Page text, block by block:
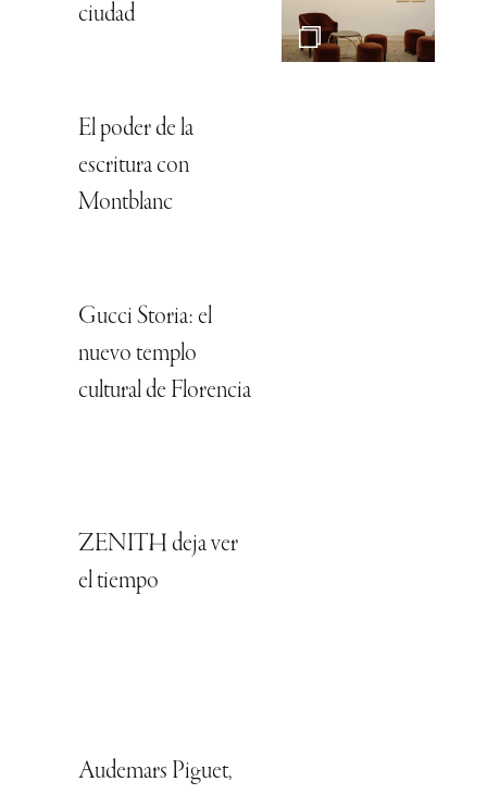
ciudad
El poder de la
escritura con
Montblanc
Gucci Storia: el
nuevo templo
cultural de Florencia
ZENITH deja ver
el tiempo
Audemars Piguet,